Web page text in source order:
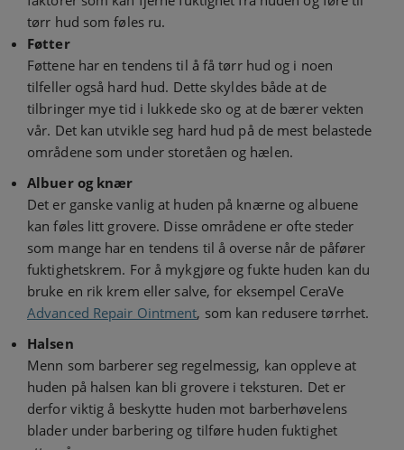
tørr hud som føles ru.
Føtter
Føttene har en tendens til å få tørr hud og i noen
tilfeller også hard hud. Dette skyldes både at de
tilbringer mye tid i lukkede sko og at de bærer vekten
vår. Det kan utvikle seg hard hud på de mest belastede
områdene som under storetåen og hælen.
Albuer og knær
Det er ganske vanlig at huden på knærne og albuene
kan føles litt grovere. Disse områdene er ofte steder
som mange har en tendens til å overse når de påfører
fuktighetskrem. For å mykgjøre og fukte huden kan du
bruke en rik krem eller salve, for eksempel CeraVe
Advanced Repair Ointment, som kan redusere tørrhet.
Halsen
Menn som barberer seg regelmessig, kan oppleve at
huden på halsen kan bli grovere i teksturen. Det er
derfor viktig å beskytte huden mot barberhøvelens
blader under barbering og tilføre huden fuktighet